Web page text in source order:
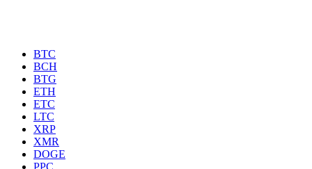
BTC
BCH
BTG
ETH
ETC
LTC
XRP
XMR
DOGE